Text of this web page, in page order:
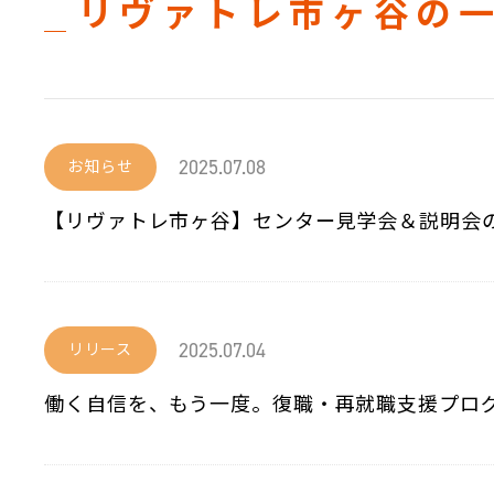
リヴァトレ市ヶ谷の
お知らせ 2025.07.08
【リヴァトレ市ヶ谷】センター見学会＆説明
リリース 2025.07.04
働く自信を、もう一度。復職・再就職支援プ